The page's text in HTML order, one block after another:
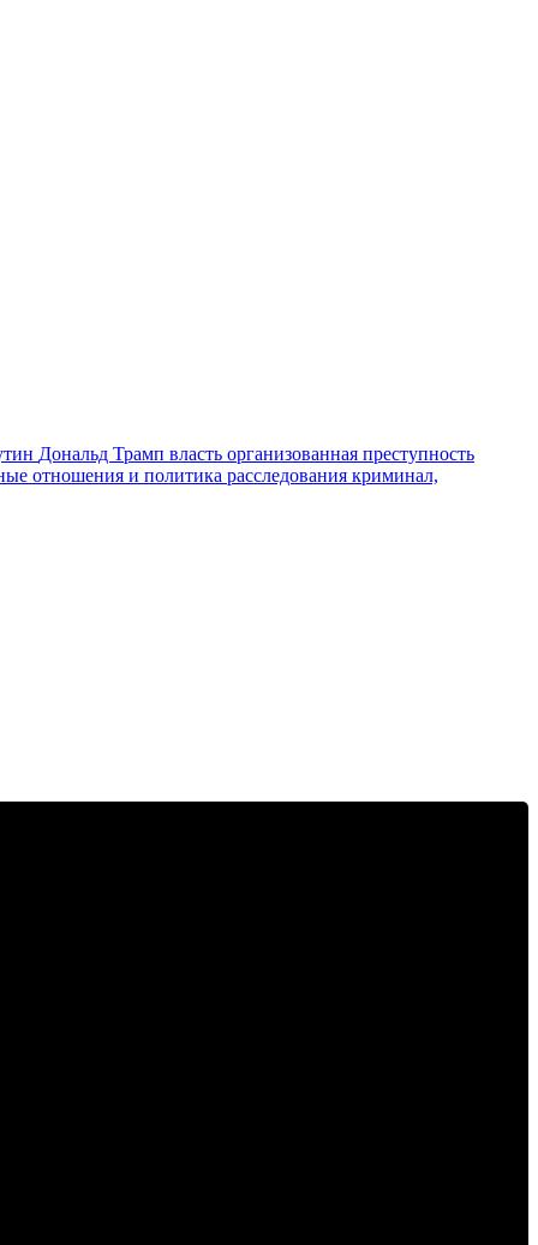
Дональд Трамп власть организованная преступность
отношения и политика расследования криминал,